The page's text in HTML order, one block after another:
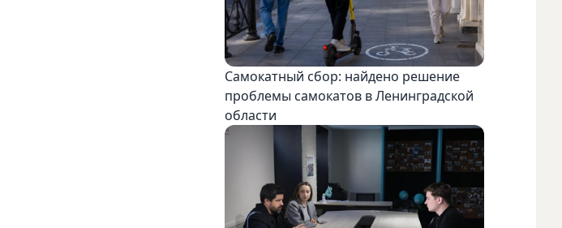
Самокатный сбор: найдено решение
проблемы самокатов в Ленинградской
области